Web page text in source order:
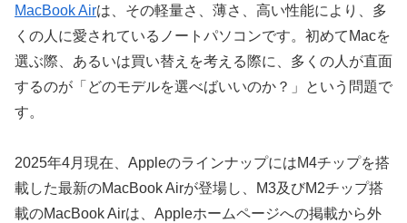
MacBook Airは、その軽量さ、薄さ、高い性能により、多
くの人に愛されているノートパソコンです。初めてMacを
選ぶ際、あるいは買い替えを考える際に、多くの人が直面
するのが「どのモデルを選べばいいのか？」という問題で
す。
2025年4月現在、AppleのラインナップにはM4チップを搭
載した最新のMacBook Airが登場し、M3及びM2チップ搭
載のMacBook Airは、Appleホームページへの掲載から外